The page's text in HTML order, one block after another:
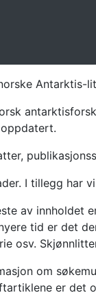
Antarktis-
I tillegg har
av innholdet
tid er det
osv.
om
er det